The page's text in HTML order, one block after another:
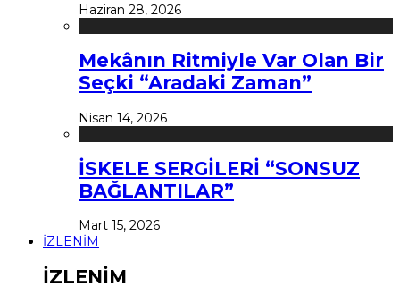
Haziran 28, 2026
Mekânın Ritmiyle Var Olan Bir
Seçki “Aradaki Zaman”
Nisan 14, 2026
İSKELE SERGİLERİ “SONSUZ
BAĞLANTILAR”
Mart 15, 2026
İZLENİM
İZLENİM